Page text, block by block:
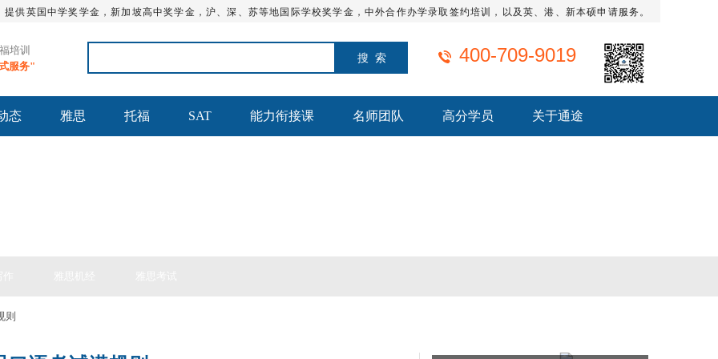
供英国中学奖学金，新加坡高中奖学金，沪、深、苏等地国际学校奖学金，中外合作办学录取签约培训，以及英、港、新本硕申请服务。
培训
服务"
400-709-9019
态 雅思 托福 SAT 能力衔接课 名师团队 高分学员 关于通途
则